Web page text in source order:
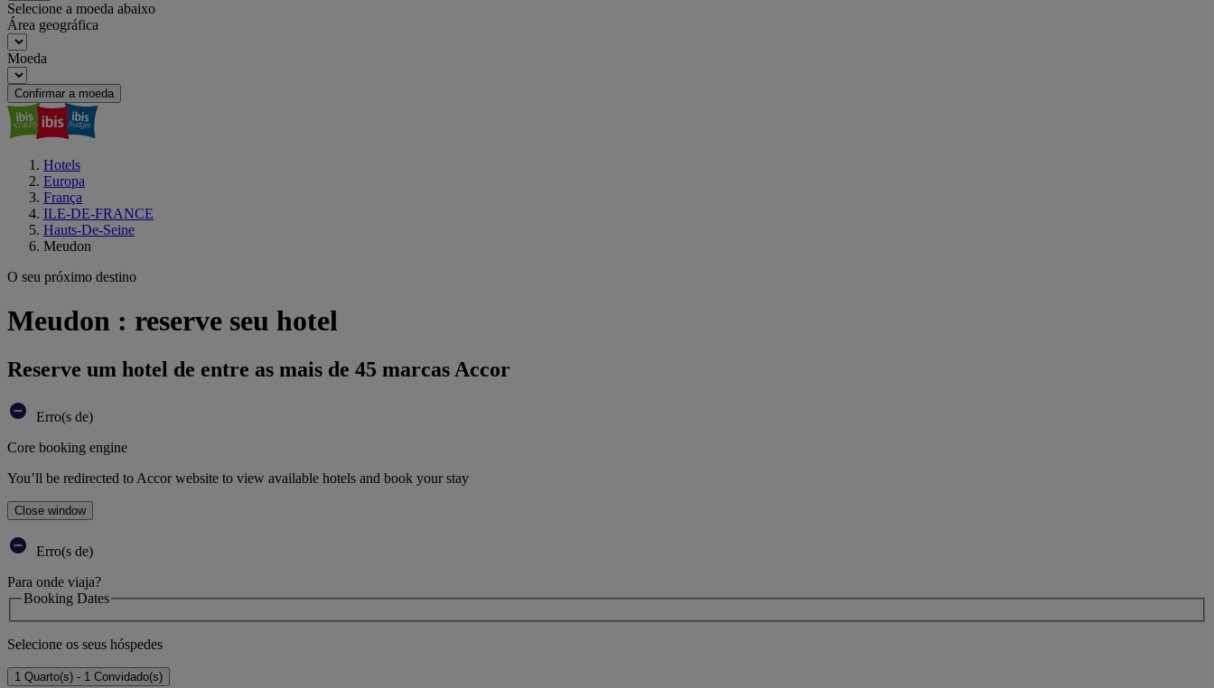
Selecione a moeda abaixo
Área geográfica
Moeda
Confirmar a moeda
Hotels
Europa
França
ILE-DE-FRANCE
Hauts-De-Seine
Meudon
O seu próximo destino
Meudon : reserve seu hotel
Reserve um hotel de entre as mais de 45 marcas Accor
Erro(s de)
Core booking engine
You’ll be redirected to Accor website to view available hotels and book your stay
Close window
Erro(s de)
Para onde viaja?
Booking Dates
Selecione os seus hóspedes
1 Quarto(s) - 1 Convidado(s)